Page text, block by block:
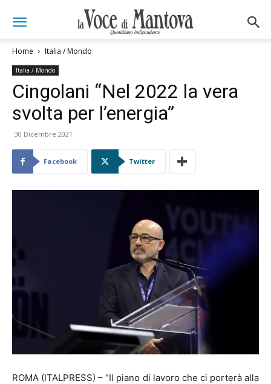
Home Italia / Mondo
Italia / Mondo
Cingolani “Nel 2022 la vera
svolta per l’energia”
30 Dicembre 2021
Facebook Twitter
ROMA (ITALPRESS) – “Il piano di lavoro che ci porterà alla